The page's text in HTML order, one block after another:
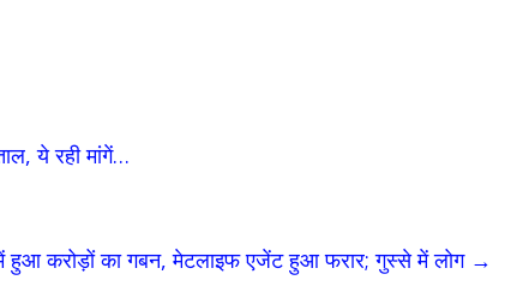
ये रही मांगें…
में हुआ करोड़ों का गबन, मेटलाइफ एजेंट हुआ फरार; गुस्से में लोग →